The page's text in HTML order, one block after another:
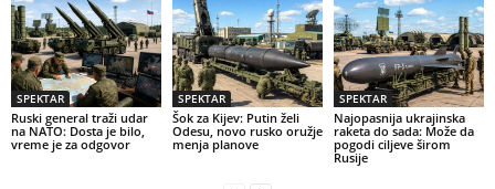
SPEKTAR
Ruski general traži udar
na NATO: Dosta je bilo,
vreme je za odgovor
SPEKTAR
Šok za Kijev: Putin želi
Odesu, novo rusko oružje
menja planove
SPEKTAR
Najopasnija ukrajinska
raketa do sada: Može da
pogodi ciljeve širom
Rusije